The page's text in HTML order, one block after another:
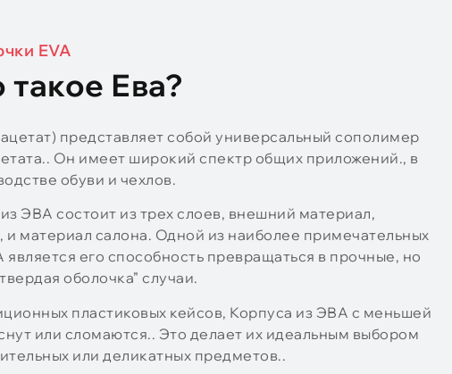
EVA
такое Ева?
представляет собой универсальный сополимер
Он имеет широкий спектр общих приложений., в
обуви и чехлов.
ЭВА состоит из трех слоев, внешний материал,
материал салона. Одной из наиболее примечательных
является его способность превращаться в прочные, но
оболочка” случаи.
пластиковых кейсов, Корпуса из ЭВА с меньшей
или сломаются.. Это делает их идеальным выбором
или деликатных предметов..